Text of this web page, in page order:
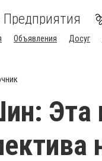
Предприятия
Объявления Досуг
Эта